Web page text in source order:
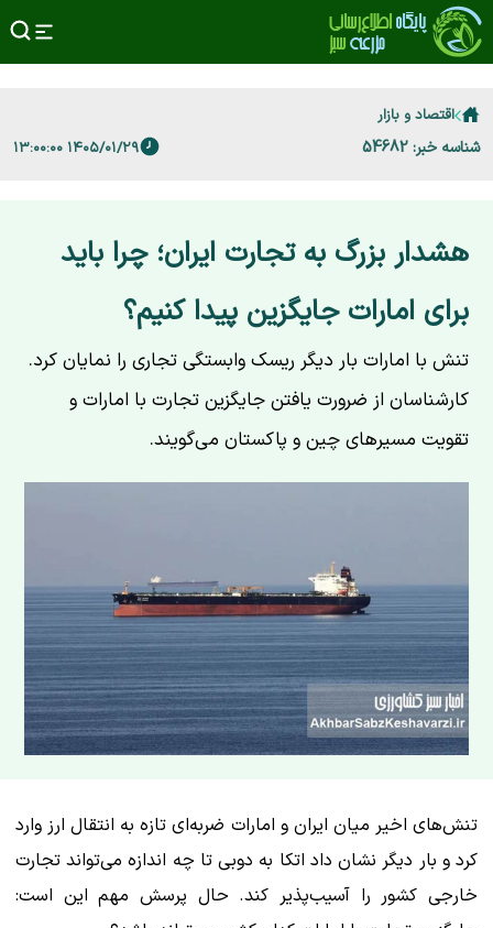
اقتصاد و بازار
شناسه خبر: 54682 ۱۴۰۵/۰۱/۲۹ ۱۳:۰۰:۰۰
هشدار بزرگ به تجارت ایران؛ چرا باید
برای امارات جایگزین پیدا کنیم؟
تنش با امارات بار دیگر ریسک وابستگی تجاری را نمایان کرد.
کارشناسان از ضرورت یافتن جایگزین تجارت با امارات و
تقویت مسیرهای چین و پاکستان می‌گویند.
تنش‌های اخیر میان ایران و امارات ضربه‌ای تازه به انتقال ارز وارد
کرد و بار دیگر نشان داد اتکا به دوبی تا چه اندازه می‌تواند تجارت
خارجی کشور را آسیب‌پذیر کند. حال پرسش مهم این است: